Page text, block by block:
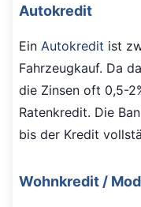
Autokredit
Ein Autokredit ist
Fahrzeugkauf. Da
die Zinsen oft 0,5-
Ratenkredit. Die
bis der Kredit
Wohnkredit /